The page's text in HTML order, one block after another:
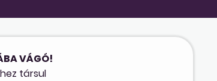
VÁGÓ!
társul